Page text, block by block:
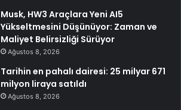
Musk, HW3 Araçlara Yeni AI5
Yükseltmesini Düşünüyor: Zaman ve
Maliyet Belirsizliği Sürüyor
Ağustos 8, 2026
Tarihin en pahalı dairesi: 25 milyar 671
milyon liraya satıldı
Ağustos 8, 2026